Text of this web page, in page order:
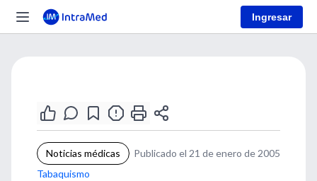
Ingresar
Noticias médicas
Publicado el 21 de enero de 2005
Tabaquismo